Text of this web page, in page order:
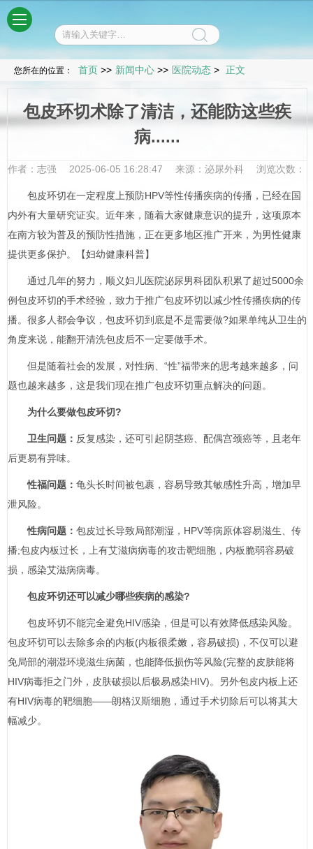
您所在的位置： 首页 >> 新闻中心 >> 医院动态 > 正文
包皮环切术除了清洁，还能防这些疾
病......
作者：志强 2025-06-05 16:28:47 来源：泌尿外科 浏览次数：
包皮环切在一定程度上预防HPV等性传播疾病的传播，已经在国
内外有大量研究证实。近年来，随着大家健康意识的提升，这项原本
在南方较为普及的预防性措施，正在更多地区推广开来，为男性健康
提供更多保护。【妇幼健康科普】
通过几年的努力，顺义妇儿医院泌尿男科团队积累了超过5000余
例包皮环切的手术经验，致力于推广包皮环切以减少性传播疾病的传
播。很多人都会争议，包皮环切到底是不是需要做?如果单纯从卫生的
角度来说，能翻开清洗包皮后不一定要做手术。
但是随着社会的发展，对性病、“性”福带来的思考越来越多，问
题也越来越多，这是我们现在推广包皮环切重点解决的问题。
为什么要做包皮环切?
卫生问题： 反复感染，还可引起阴茎癌、配偶宫颈癌等，且老年
后更易有异味。
性福问题： 龟头长时间被包裹，容易导致其敏感性升高，增加早
泄风险。
性病问题： 包皮过长导致局部潮湿，HPV等病原体容易滋生、传
播;包皮内板过长，上有艾滋病病毒的攻击靶细胞，内板脆弱容易破
损，感染艾滋病病毒。
包皮环切还可以减少哪些疾病的感染?
包皮环切不能完全避免HIV感染，但是可以有效降低感染风险。
包皮环切可以去除多余的内板(内板很柔嫩，容易破损)，不仅可以避
免局部的潮湿环境滋生病菌，也能降低损伤等风险(完整的皮肤能将
HIV病毒拒之门外，皮肤破损以后极易感染HIV)。另外包皮内板上还
有HIV病毒的靶细胞——朗格汉斯细胞，通过手术切除后可以将其大
幅减少。